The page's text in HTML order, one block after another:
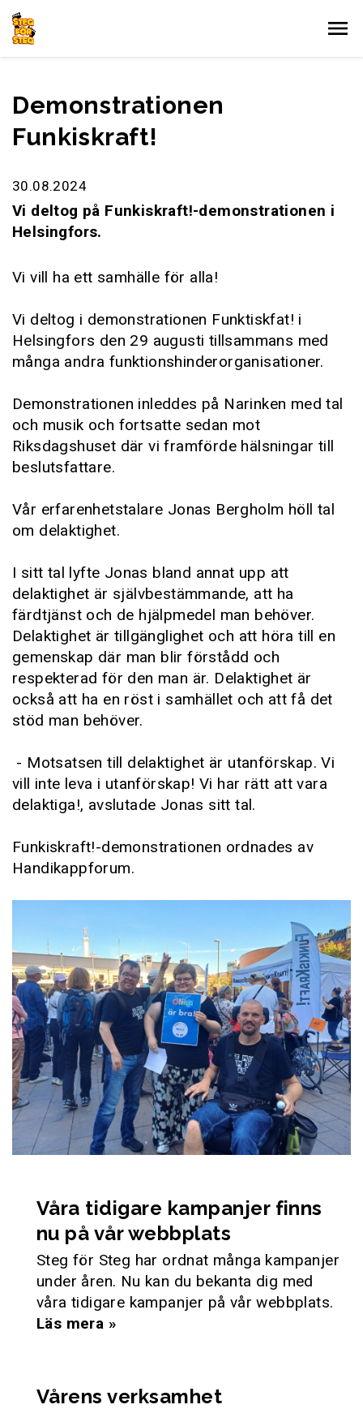
Gå till innehållet
Demonstrationen
Funkiskraft!
30.08.2024
Vi deltog på Funkiskraft!-demonstrationen i
Helsingfors.
Vi vill ha ett samhälle för alla!
Vi deltog i demonstrationen Funktiskfat! i
Helsingfors den 29 augusti tillsammans med
många andra funktionshinderorganisationer.
Demonstrationen inleddes på Narinken med tal
och musik och fortsatte sedan mot
Riksdagshuset där vi framförde hälsningar till
beslutsfattare.
Vår erfarenhetstalare Jonas Bergholm höll tal
om delaktighet.
I sitt tal lyfte Jonas bland annat upp att
delaktighet är självbestämmande, att ha
färdtjänst och de hjälpmedel man behöver.
Delaktighet är tillgänglighet och att höra till en
gemenskap där man blir förstådd och
respekterad för den man är. Delaktighet är
också att ha en röst i samhället och att få det
stöd man behöver.
- Motsatsen till delaktighet är utanförskap. Vi
vill inte leva i utanförskap! Vi har rätt att vara
delaktiga!, avslutade Jonas sitt tal.
Funkiskraft!-demonstrationen ordnades av
Handikappforum.
Våra tidigare kampanjer finns
nu på vår webbplats
Steg för Steg har ordnat många kampanjer
under åren. Nu kan du bekanta dig med
våra tidigare kampanjer på vår webbplats.
Läs mera »
Vårens verksamhet